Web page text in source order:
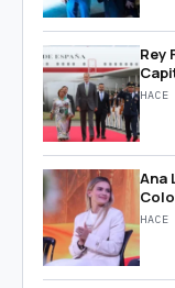
Rey
Ana